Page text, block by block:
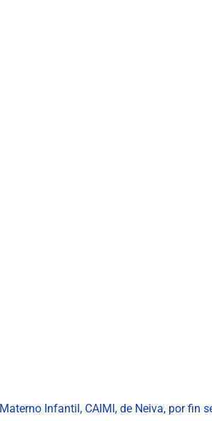
Infantil, CAIMI, de Neiva, por